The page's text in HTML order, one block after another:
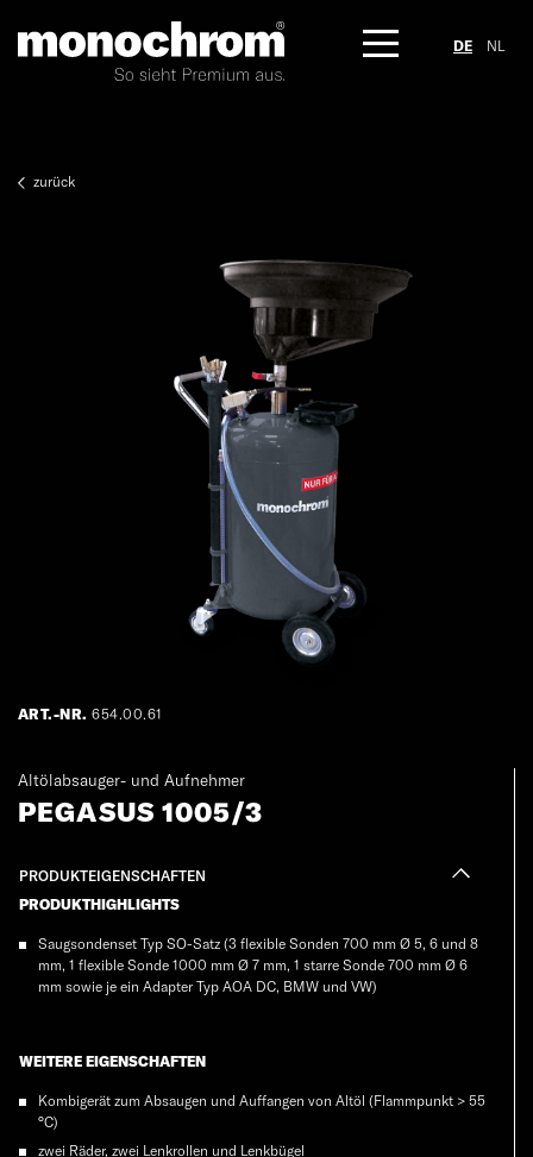
DE NL
zurück
ART.-NR. 654.00.61
Altölabsauger- und Aufnehmer
PEGASUS 1005/3
PRODUKTEIGENSCHAFTEN
PRODUKTHIGHLIGHTS
Saugsondenset Typ SO-Satz (3 flexible Sonden 700 mm Ø 5, 6 und 8
mm, 1 flexible Sonde 1000 mm Ø 7 mm, 1 starre Sonde 700 mm Ø 6
mm sowie je ein Adapter Typ AOA DC, BMW und VW)
WEITERE EIGENSCHAFTEN
Kombigerät zum Absaugen und Auffangen von Altöl (Flammpunkt > 55
°C)
zwei Räder, zwei Lenkrollen und Lenkbügel